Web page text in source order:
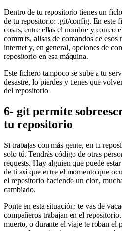
Dentro de tu repositorio tienes un
de tu repositorio: .git/config. En este
cosas, entre ellas el nombre y correo
commits, alisas de comandos de esos
internet y, en general, opciones de
repositorio en esa máquina.
Este fichero tampoco se sube a tu
desastre, lo pierdes y tienes que
del repositorio.
6- git permite
tu repositorio
Si trabajas con más gente, en tu
solo tú. Tendrás código de otras
requests. Hay alguien que puede
de tí así que entre el momento que
el repositorio haciendo un clon,
cambiado.
Ponte en esta situación: te vas de
compañeros trabajan en el
muerto, o durante el viaje te roban el